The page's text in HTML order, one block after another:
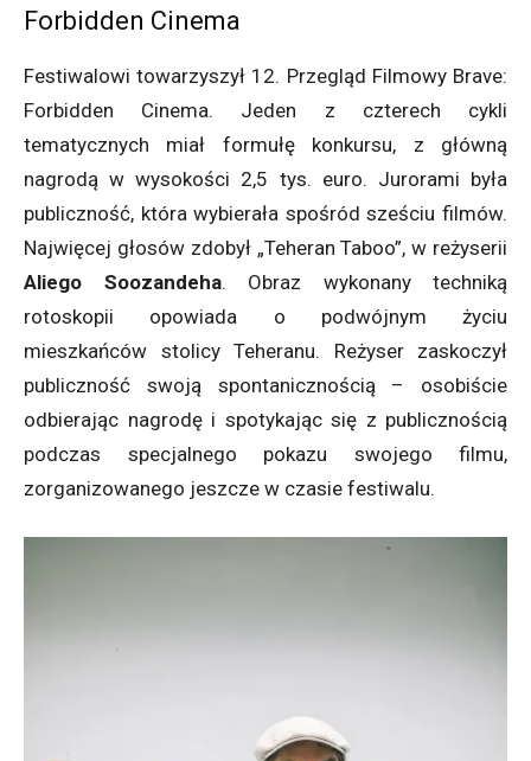
Forbidden Cinema
Festiwalowi towarzyszył 12. Przegląd Filmowy Brave:
Forbidden Cinema. Jeden z czterech cykli
tematycznych miał formułę konkursu, z główną
nagrodą w wysokości 2,5 tys. euro. Jurorami była
publiczność, która wybierała spośród sześciu filmów.
Najwięcej głosów zdobył „Teheran Taboo”, w reżyserii
Aliego Soozandeha. Obraz wykonany techniką
rotoskopii opowiada o podwójnym życiu
mieszkańców stolicy Teheranu. Reżyser zaskoczył
publiczność swoją spontanicznością – osobiście
odbierając nagrodę i spotykając się z publicznością
podczas specjalnego pokazu swojego filmu,
zorganizowanego jeszcze w czasie festiwalu.